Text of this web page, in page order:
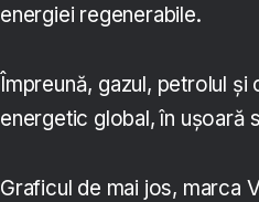
energiei regenerabile.
Împreună, gazul, petrolul
energetic global, în ușoară
Graficul de mai jos, marca